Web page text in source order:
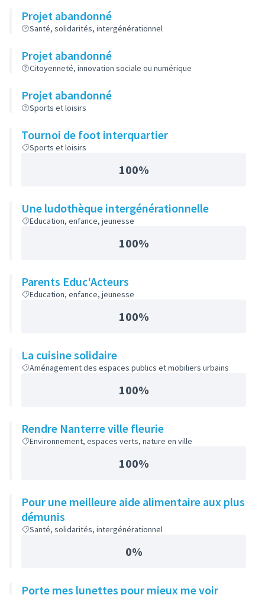
Projet abandonné
Santé, solidarités, intergénérationnel
Projet abandonné
Citoyenneté, innovation sociale ou numérique
Projet abandonné
Sports et loisirs
Tournoi de foot interquartier
Sports et loisirs
100%
Une ludothèque intergénérationnelle
Education, enfance, jeunesse
100%
Parents Educ'Acteurs
Education, enfance, jeunesse
100%
La cuisine solidaire
Aménagement des espaces publics et mobiliers urbains
100%
Rendre Nanterre ville fleurie
Environnement, espaces verts, nature en ville
100%
Pour une meilleure aide alimentaire aux plus
démunis
Santé, solidarités, intergénérationnel
0%
Porte mes lunettes pour mieux me voir